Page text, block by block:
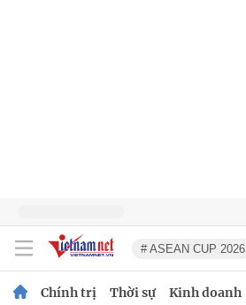
# ASEAN CUP 2026
Chính trị Thời sự Kinh doanh